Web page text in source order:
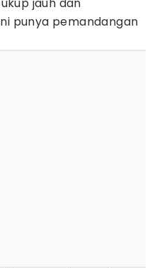
punya pemandangan